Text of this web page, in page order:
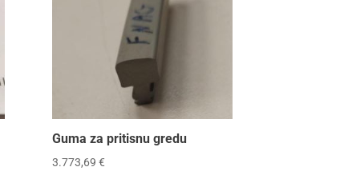
Guma za pritisnu gredu
3.773,69€